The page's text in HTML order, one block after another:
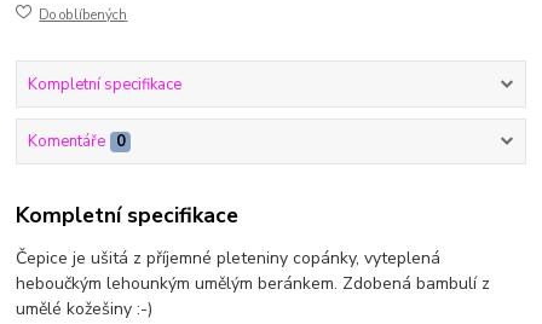
Do oblíbených
Kompletní specifikace
Komentáře 0
Kompletní specifikace
Čepice je ušitá z příjemné pleteniny copánky, vyteplená
heboučkým lehounkým umělým beránkem. Zdobená bambulí z
umělé kožešiny :-)